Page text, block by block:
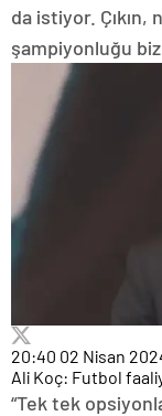
da istiyor. Çıkın,
şampiyonluğu
20:40 02 Nisan
Ali Koç: Futbol
“Tek tek